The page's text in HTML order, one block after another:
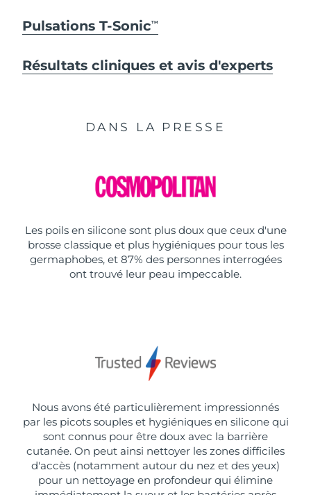
Pulsations T-SonicTM
Résultats cliniques et avis d'experts
DANS LA PRESSE
Les poils en silicone sont plus doux que ceux d'une
brosse classique et plus hygiéniques pour tous les
germaphobes, et 87% des personnes interrogées
ont trouvé leur peau impeccable.
Nous avons été particulièrement impressionnés
par les picots souples et hygiéniques en silicone qui
sont connus pour être doux avec la barrière
cutanée. On peut ainsi nettoyer les zones difficiles
d'accès (notamment autour du nez et des yeux)
pour un nettoyage en profondeur qui élimine